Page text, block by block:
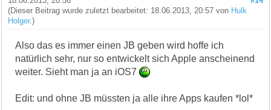
(Dieser Beitrag wurde zuletzt bearbeitet: 18.06.2013, 20:57 von Hulk
Holger.)
Also das es immer einen JB geben wird hoffe ich
natürlich sehr, nur so entwickelt sich Apple anscheinend
weiter. Sieht man ja an iOS7
Edit: und ohne JB müssten ja alle ihre Apps kaufen *lol*